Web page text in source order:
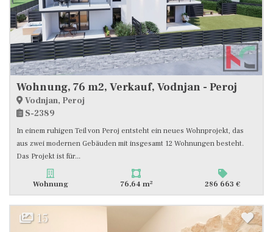
Wohnung, 76 m2, Verkauf, Vodnjan - Peroj
Vodnjan, Peroj
S-2389
In einem ruhigen Teil von Peroj entsteht ein neues Wohnprojekt, das
aus zwei modernen Gebäuden mit insgesamt 12 Wohnungen besteht.
Das Projekt ist für...
Wohnung 76,64 m2 286 663 €
15